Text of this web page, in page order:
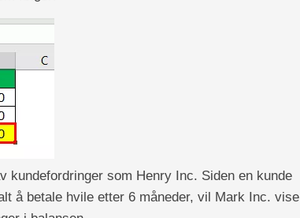
kundefordringer som Henry Inc. Siden en kunde
å betale hvile etter 6 måneder, vil Mark Inc. vise